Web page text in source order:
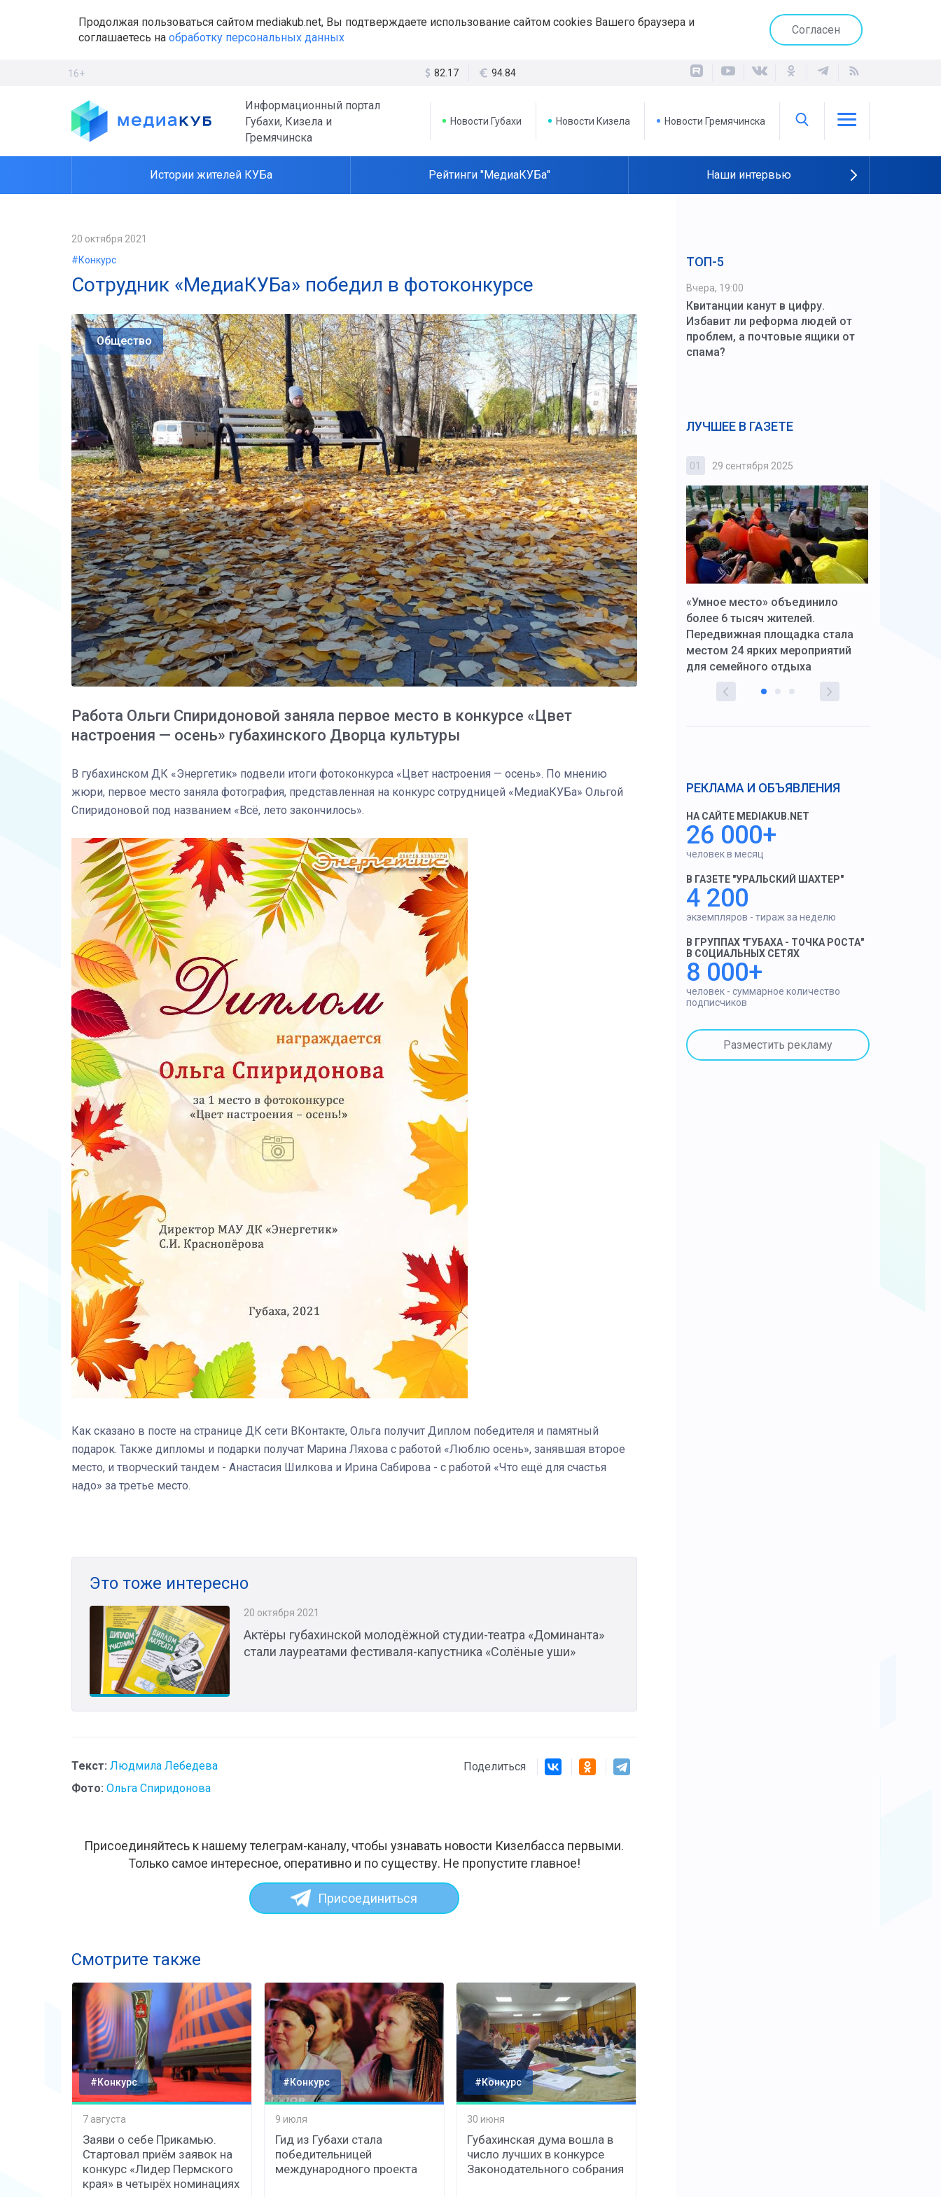
Продолжая пользоваться сайтом mediakub.net, Вы подтверждаете использование сайтом cookies Вашего браузера и
соглашаетесь на обработку персональных данных
Согласен
16+ 82.17 94.84
Информационный портал
Губахи, Кизела и
Гремячинска
Новости Губахи Новости Кизела Новости Гремячинска
Истории жителей КУБа Рейтинги "МедиаКУБа" Наши интервью
20 октября 2021
#Конкурс
Сотрудник «МедиаКУБа» победил в фотоконкурсе
Общество
Работа Ольги Спиридоновой заняла первое место в конкурсе «Цвет
настроения — осень» губахинского Дворца культуры
В губахинском ДК «Энергетик» подвели итоги фотоконкурса «Цвет настроения — осень». По мнению
жюри, первое место заняла фотография, представленная на конкурс сотрудницей «МедиаКУБа» Ольгой
Спиридоновой под названием «Всё, лето закончилось».
Как сказано в посте на странице ДК сети ВКонтакте, Ольга получит Диплом победителя и памятный
подарок. Также дипломы и подарки получат Марина Ляхова с работой «Люблю осень», занявшая второе
место, и творческий тандем - Анастасия Шилкова и Ирина Сабирова - с работой «Что ещё для счастья
надо» за третье место.
Это тоже интересно
20 октября 2021
Актёры губахинской молодёжной студии-театра «Доминанта»
стали лауреатами фестиваля-капустника «Солёные уши»
Текст: Людмила Лебедева
Фото: Ольга Спиридонова
Поделиться
Присоединяйтесь к нашему телеграм-каналу, чтобы узнавать новости Кизелбасса первыми.
Только самое интересное, оперативно и по существу. Не пропустите главное!
Присоединиться
Смотрите также
#Конкурс
7 августа
Заяви о себе Прикамью.
Стартовал приём заявок на
конкурс «Лидер Пермского
края» в четырёх номинациях
#Конкурс
9 июля
Гид из Губахи стала
победительницей
международного проекта
#Конкурс
30 июня
Губахинская дума вошла в
число лучших в конкурсе
Законодательного собрания
ТОП-5
Вчера, 19:00
Квитанции канут в цифру.
Избавит ли реформа людей от
проблем, а почтовые ящики от
спама?
ЛУЧШЕЕ В ГАЗЕТЕ
03 4 октября 2025
Штурмовик огня. Казак Алексей
Коробов после возвращения со
спецоперации сделал
реальностью свою детскую
мечту
01 29 сентября 2025
«Умное место» объединило
более 6 тысяч жителей.
Передвижная площадка стала
местом 24 ярких мероприятий
для семейного отдыха
РЕКЛАМА И ОБЪЯВЛЕНИЯ
НА САЙТЕ MEDIAKUB.NET
26 000+
человек в месяц
В ГАЗЕТЕ "УРАЛЬСКИЙ ШАХТЕР"
4 200
экземпляров - тираж за неделю
В ГРУППАХ "ГУБАХА - ТОЧКА РОСТА"
В СОЦИАЛЬНЫХ СЕТЯХ
8 000+
человек - суммарное количество
подписчиков
Разместить рекламу